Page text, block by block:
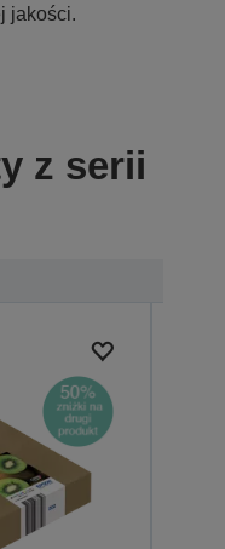
jakości.
z serii